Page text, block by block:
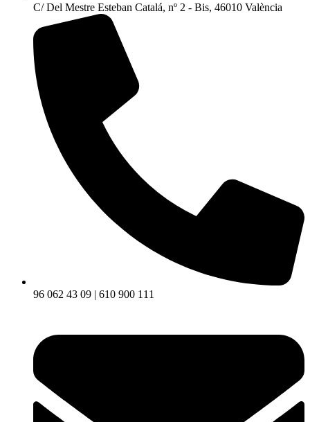
C/ Del Mestre Esteban Catalá, nº 2 - Bis, 46010 València
96 062 43 09 | 610 900 111